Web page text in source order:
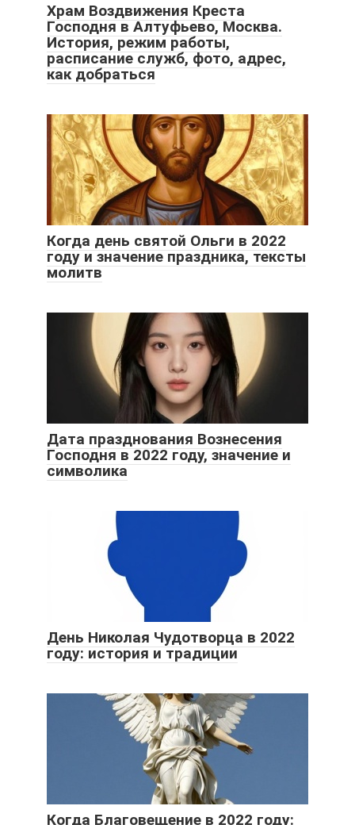
Храм Воздвижения Креста
Господня в Алтуфьево, Москва.
История, режим работы,
расписание служб, фото, адрес,
как добраться
Когда день святой Ольги в 2022
году и значение праздника, тексты
молитв
Дата празднования Вознесения
Господня в 2022 году, значение и
символика
День Николая Чудотворца в 2022
году: история и традиции
Когда Благовещение в 2022 году: